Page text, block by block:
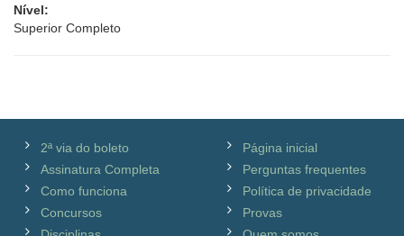
Nível:
Superior Completo
2ª via do boleto
Assinatura Completa
Como funciona
Concursos
Página inicial
Perguntas frequentes
Política de privacidade
Provas